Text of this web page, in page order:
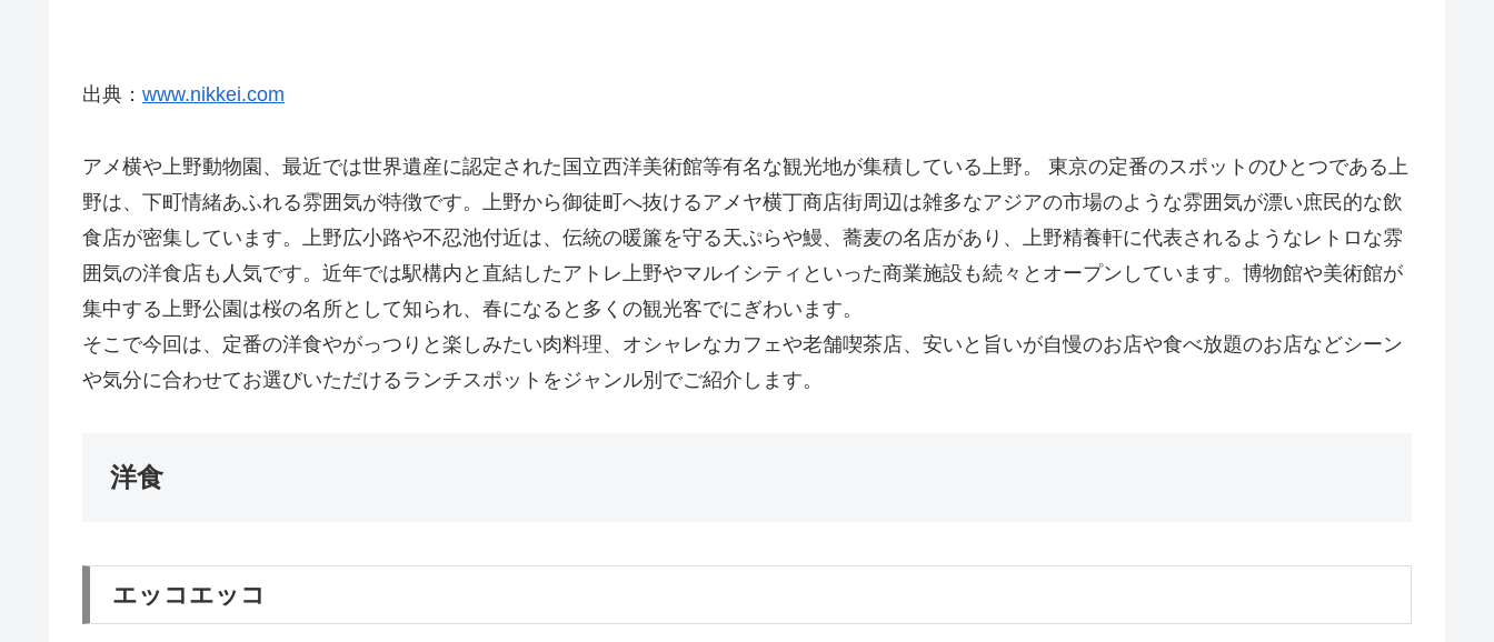
出典： www.nikkei.com
アメ横や上野動物園、最近では世界遺産に認定された国立西洋美術館等有名な観光地が集積している上野。 東京の定番のスポットのひとつである上
野は、下町情緒あふれる雰囲気が特徴です。上野から御徒町へ抜けるアメヤ横丁商店街周辺は雑多なアジアの市場のような雰囲気が漂い庶民的な飲
食店が密集しています。上野広小路や不忍池付近は、伝統の暖簾を守る天ぷらや鰻、蕎麦の名店があり、上野精養軒に代表されるようなレトロな雰
囲気の洋食店も人気です。近年では駅構内と直結したアトレ上野やマルイシティといった商業施設も続々とオープンしています。博物館や美術館が
集中する上野公園は桜の名所として知られ、春になると多くの観光客でにぎわいます。
そこで今回は、定番の洋食やがっつりと楽しみたい肉料理、オシャレなカフェや老舗喫茶店、安いと旨いが自慢のお店や食べ放題のお店などシーン
や気分に合わせてお選びいただけるランチスポットをジャンル別でご紹介します。
洋食
エッコエッコ